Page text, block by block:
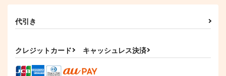
少女愛万華鏡
保田塾
1,100 円（税込）
サンプル
アットホーム酒家
2,970円（税込）
アイリス
代引き
クレジットカード キャッシュレス決済